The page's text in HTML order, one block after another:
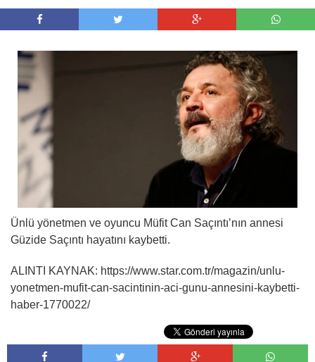
Ünlü yönetmen ve oyuncu Müfit Can Saçıntı’nın annesi
Güzide Saçıntı hayatını kaybetti.
ALINTI KAYNAK: https://www.star.com.tr/magazin/unlu-
yonetmen-mufit-can-sacintinin-aci-gunu-annesini-kaybetti-
haber-1770022/